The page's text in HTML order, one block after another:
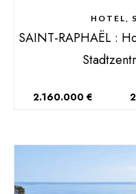
HOTEL,
SAINT-RAPHAËL :
2.160.000 €